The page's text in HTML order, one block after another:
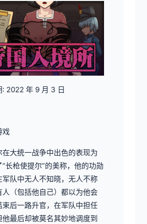
: 2022 年 9 月 3 日
戏
在大统一战争中出色的表现为
长枪使提尔”的美称，他的功勋
军队中无人不知晓，无人不称
人（包括他自己）都以为他会
束后一路升官，在军队中担任
最后却被莫名其妙地调度到